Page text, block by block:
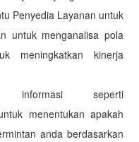
Penyedia Layanan untuk
untuk menganalisa pola
meningkatkan kinerja
informasi seperti
menentukan apakah
anda berdasarkan